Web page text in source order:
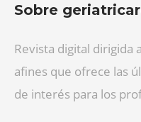
Sobre
Revista digital dirigida
afines que ofrece las
de interés para los